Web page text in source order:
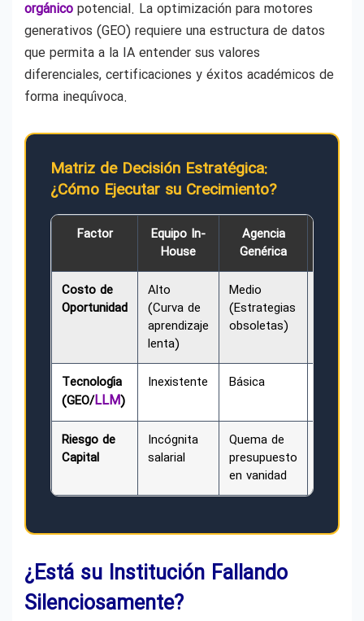
orgánico potencial. La optimización para motores
generativos (GEO) requiere una estructura de datos
que permita a la IA entender sus valores
diferenciales, certificaciones y éxitos académicos de
forma inequívoca.
Matriz de Decisión Estratégica:
¿Cómo Ejecutar su Crecimiento?
Factor
Equipo In-
House
Agencia
Genérica
Costo de
Oportunidad
Alto
(Curva de
aprendizaje
lenta)
Medio
(Estrategias
obsoletas)
Tecnología
(GEO/LLM)
Inexistente Básica
Riesgo de
Capital
Incógnita
salarial
Quema de
presupuesto
en vanidad
¿Está su Institución Fallando
Silenciosamente?